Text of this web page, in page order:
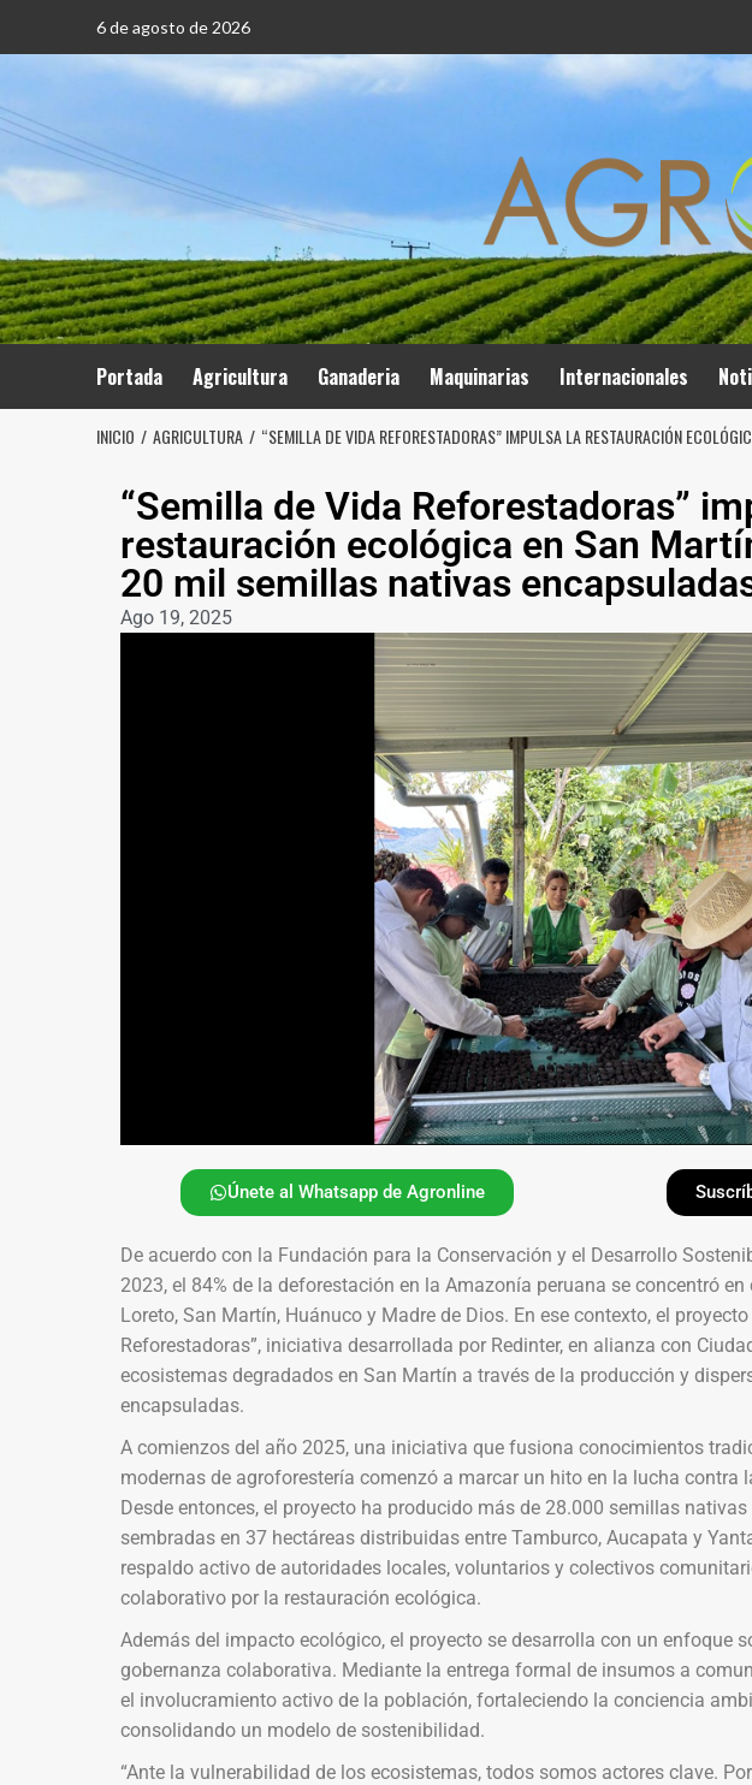
6 de agosto de 2026
Portada Agricultura Ganaderia Maquinarias Internacionales
INICIO AGRICULTURA “SEMILLA DE VIDA REFORESTADORAS” IMPULSA LA RESTAURACIÓN
“Semilla de Vida Reforestadoras”
restauración ecológica en San
20 mil semillas nativas
Ago 19, 2025
Únete al Whatsapp de Agronline
De acuerdo con la Fundación para la Conservación y el Desarrollo
2023, el 84% de la deforestación en la Amazonía peruana se concentró en
Loreto, San Martín, Huánuco y Madre de Dios. En ese contexto, el
Reforestadoras”, iniciativa desarrollada por Redinter, en alianza con
ecosistemas degradados en San Martín a través de la producción y
encapsuladas.
A comienzos del año 2025, una iniciativa que fusiona conocimientos
modernas de agroforestería comenzó a marcar un hito en la lucha contra
Desde entonces, el proyecto ha producido más de 28.000 semillas
sembradas en 37 hectáreas distribuidas entre Tamburco, Aucapata y
respaldo activo de autoridades locales, voluntarios y colectivos
colaborativo por la restauración ecológica.
Además del impacto ecológico, el proyecto se desarrolla con un enfoque
gobernanza colaborativa. Mediante la entrega formal de insumos a
el involucramiento activo de la población, fortaleciendo la conciencia
consolidando un modelo de sostenibilidad.
“Ante la vulnerabilidad de los ecosistemas, todos somos actores clave.